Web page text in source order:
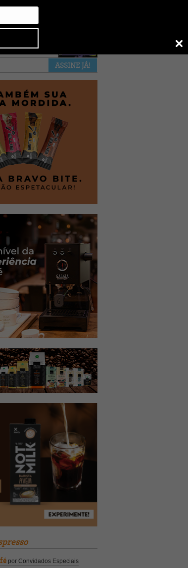
•NAS BANCAS
ASSINE JÁ!
por Convidados Especiais